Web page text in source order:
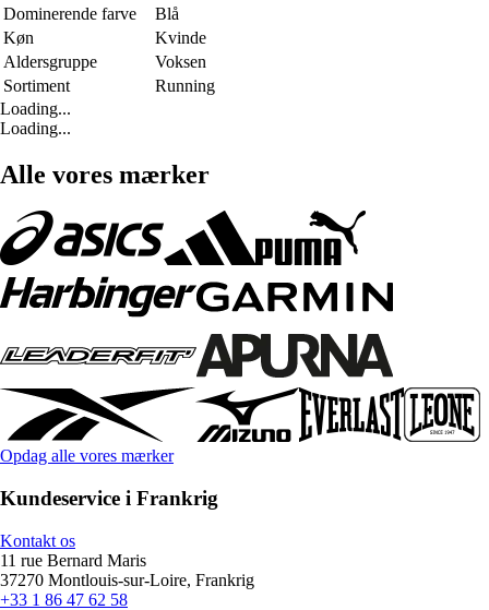
Dominerende farve
Blå
Køn
Kvinde
Aldersgruppe
Voksen
Sortiment
Running
Loading...
Loading...
Alle vores mærker
Opdag alle vores mærker
Kundeservice i Frankrig
Kontakt os
11 rue Bernard Maris
37270 Montlouis-sur-Loire, Frankrig
+33 1 86 47 62 58